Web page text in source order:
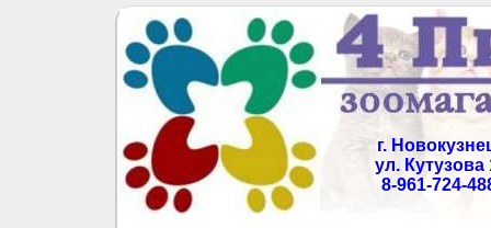
г.
ул. Кутузова
8-961-724-